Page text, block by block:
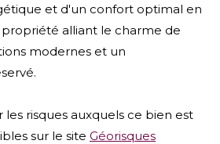
et d'un confort optimal en
propriété alliant le charme de
modernes et un
les risques auxquels ce bien est
sur le site Géorisques